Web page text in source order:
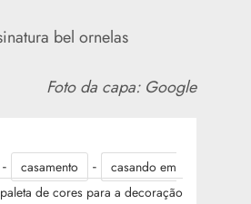
Foto da capa: Google
- casamento -
casando em
paleta de cores para a decoração